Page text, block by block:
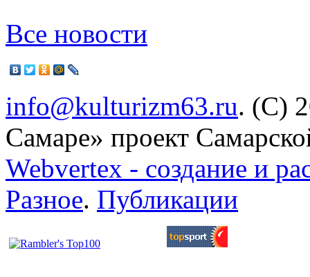
Все новости
info@kulturizm63.ru. (C)
Самаре» проект
Webvertex - создание и
Разное. Публикации